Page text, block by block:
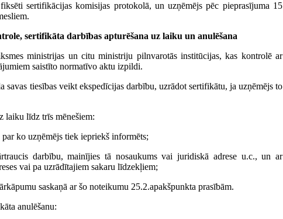
sertifikācijas komisijas protokolā, un uzņēmējs pēc pieprasījuma 15
sertifikāta darbības apturēšana uz laiku un anulēšana
ministrijas un citu ministriju pilnvarotās institūcijas, kas kontrolē ar
saistīto normatīvo aktu izpildi.
savas tiesības veikt ekspedīcijas darbību, uzrādot sertifikātu, ja uzņēmējs to
laiku līdz trīs mēnešiem:
ko uzņēmējs tiek iepriekš informēts;
darbību, mainījies tā nosaukums vai juridiskā adrese u.c., un ar
vai pa uzrādītajiem sakaru līdzekļiem;
saskaņā ar šo noteikumu 25.2.apakšpunkta prasībām.
anulēšanu: